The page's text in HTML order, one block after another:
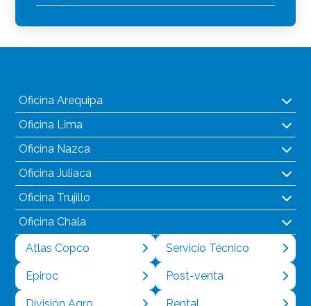
Oficina Arequipa
Oficina Lima
Oficina Nazca
Oficina Juliaca
Oficina Trujillo
Oficina Chala
Atlas Copco
Epiroc
División Agro
Servicio Técnico
Post-venta
Rental